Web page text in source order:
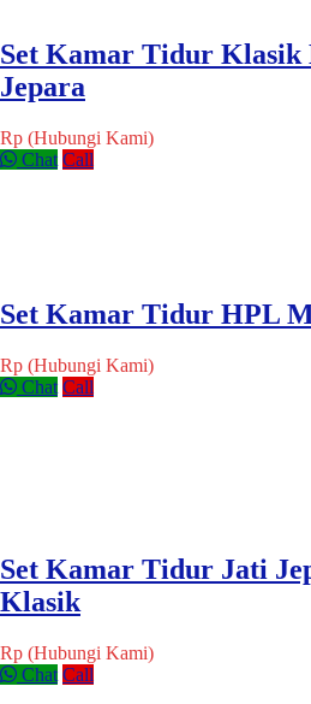
Set Kamar Tidur Klasik
Jepara
Rp (Hubungi Kami)
Chat Call
Set Kamar Tidur HPL
Rp (Hubungi Kami)
Chat Call
Set Kamar Tidur Jati
Klasik
Rp (Hubungi Kami)
Chat Call